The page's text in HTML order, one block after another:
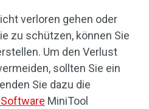
verloren gehen oder
zu schützen, können Sie
Um den Verlust
sollten Sie ein
Sie dazu die
MiniTool